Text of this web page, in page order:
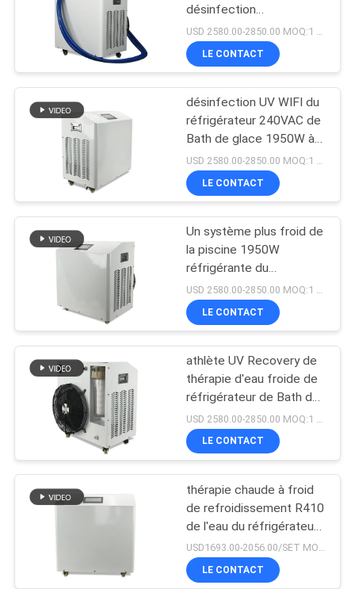
SITE
PRIVACY
POLICY
Machine de Bath de
glace
19
Refroidisseur d'eau
industriel
2
Lumière germicide
UV de LED
88
désinfection
refroidissant 127VAC
réglable
USD 2580.00-2850.00 MOQ:1 ensemble
LE CONTACT
désinfection UV WIFI du
réfrigérateur 240VAC de
Bath de glace 1950W à
télécommande
LE CONTACT
Un système plus froid de
la piscine 1950W
réfrigérante du
réfrigérateur R410 de
Bath de glace de
récupération
LE CONTACT
athlète UV Recovery de
thérapie d'eau froide de
réfrigérateur de Bath de
glace de la désinfection
240V
LE CONTACT
thérapie chaude à froid
de refroidissement R410
de l'eau du réfrigérateur
110V 220V de Bath de
glace 1520W
USD1693.00-2056.00/SET MOQ:1SET
LE CONTACT